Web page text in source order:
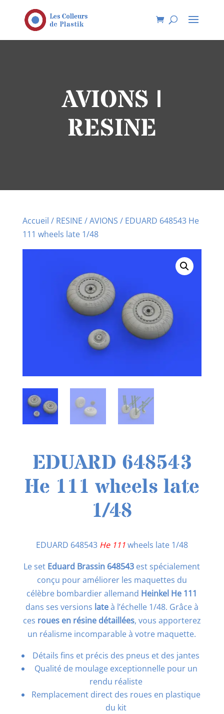
AVIONS |
RESINE
Accueil / RESINE /AVIONS / EDUARD 648543 He
111 wheels late 1/48
EDUARD 648543
He 111 wheels late
1/48
EDUARD 648543 He 111wheels late 1/48
Le set Eduard Brassin 648543 est spécialement
conçu pour améliorer les maquettes du
célèbre bombardier allemand Heinkel He 111
dans ses versions lateà l’échelle 1/48. Grâce à
ces roues en résine détaillées, vous apporterez
un réalisme incomparable à votre maquette.
Détails fins et précis des pneus et des jantes
Qualité de moulage exceptionnelle pour un
rendu réaliste
Remplacement direct des roues en plastique
du kit